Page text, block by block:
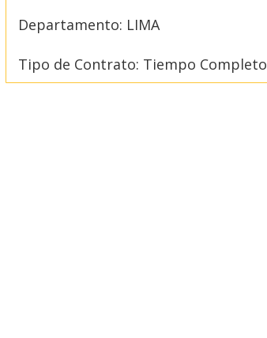
Departamento: LIMA
Tipo de Contrato: Tiempo Completo